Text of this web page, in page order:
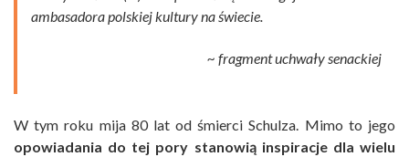
ambasadora polskiej kultury na świecie.
~ fragment uchwały senackiej
W tym roku mija 80 lat od śmierci Schulza. Mimo to jego
opowiadania do tej pory stanowią inspiracje dla wielu